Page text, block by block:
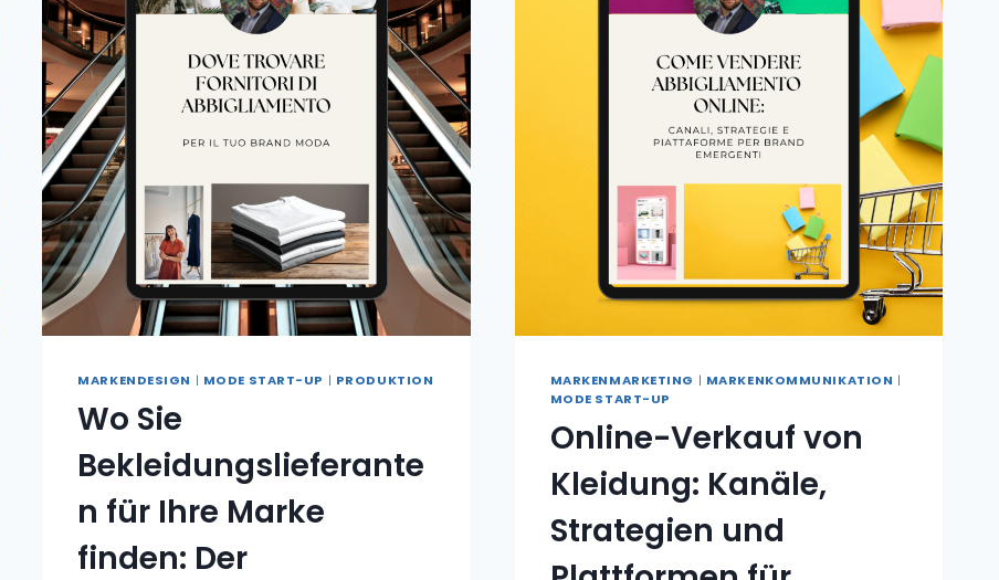
MARKENDESIGN | MODE START-UP | PRODUKTION
Wo Sie
Bekleidungslieferante
n für Ihre Marke
finden: Der
MARKENMARKETING | MARKENKOMMUNIKATION |
MODE START-UP
Online-Verkauf von
Kleidung: Kanäle,
Strategien und